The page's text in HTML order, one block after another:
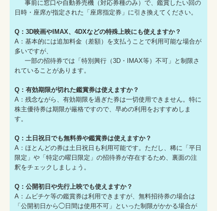
事前に窓口や自動券売機（対応券種のみ）で、鑑賞したい回の
日時・座席が指定された「座席指定券」に引き換えてください。
Q：3D映画やIMAX、4DXなどの特殊上映にも使えますか？
A：基本的には追加料金（差額）を支払うことで利用可能な場合が
多いですが、
一部の招待券では「特別興行（3D・IMAX等）不可」と制限さ
れていることがあります。
Q：有効期限が切れた鑑賞券は使えますか？
A：残念ながら、有効期限を過ぎた券は一切使用できません。特に
株主優待券は期限が厳格ですので、早めの利用をおすすめしま
す。
Q：土日祝日でも無料券や鑑賞券は使えますか？
A：ほとんどの券は土日祝日も利用可能です。ただし、稀に「平日
限定」や「特定の曜日限定」の招待券が存在するため、裏面の注
釈をチェックしましょう。
Q：公開初日や先行上映でも使えますか？
A：ムビチケ等の鑑賞券は利用できますが、無料招待券の場合は
「公開初日から◯日間は使用不可」といった制限がかかる場合が